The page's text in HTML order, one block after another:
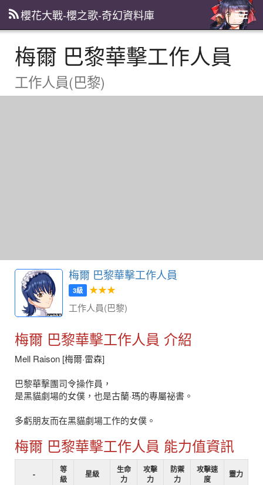
主
選
櫻花大戰-櫻之歌-奇幻資料庫
梅爾 巴黎華擊工作人員
工作人員(巴黎)
梅爾 巴黎華擊工作人員
3級
★★★
工作人員(巴黎)
梅爾 巴黎華擊工作人員 介紹
Mell Raison [梅爾·雷森]
巴黎華擊團司令操作員，
是黑貓劇場的女僕，也是古蘭·瑪的專屬祕書。
多虧朋友而在黑貓劇場工作的女僕。
梅爾 巴黎華擊工作人員 能力值資訊
-
等
級
星級
生命
力
攻擊
力
防禦
力
攻擊速
度
靈力